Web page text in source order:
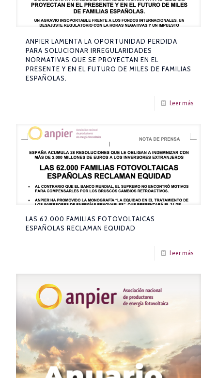
ANPIER LAMENTA LA OPORTUNIDAD PERDIDA
PARA SOLUCIONAR IRREGULARIDADES
NORMATIVAS QUE SE PROYECTAN EN EL
PRESENTE Y EN EL FUTURO DE MILES DE FAMILIAS
ESPAÑOLAS.
Leer más
LAS 62.000 FAMILIAS FOTOVOLTAICAS
ESPAÑOLAS RECLAMAN EQUIDAD
Leer más